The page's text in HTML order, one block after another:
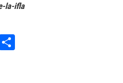
la-ifla
Share